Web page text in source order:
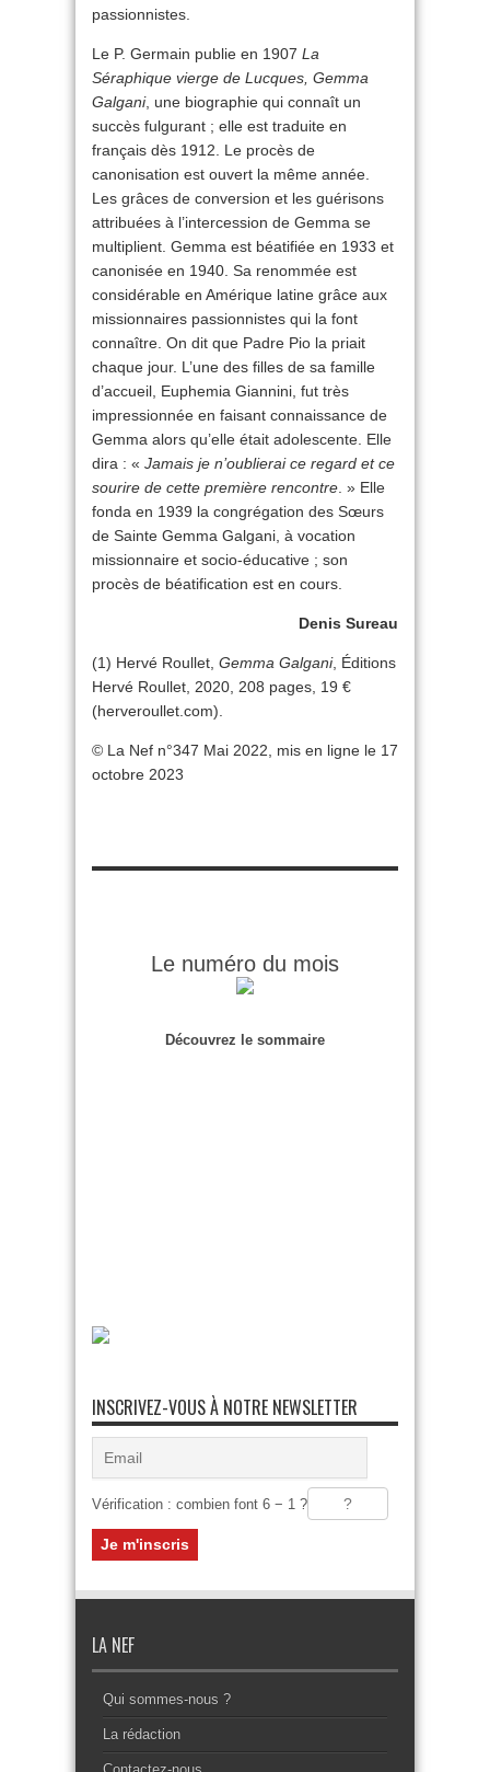
passionnistes.
Le P. Germain publie en 1907 La
Séraphique vierge de Lucques, Gemma
Galgani, une biographie qui connaît un
succès fulgurant ; elle est traduite en
français dès 1912. Le procès de
canonisation est ouvert la même année.
Les grâces de conversion et les guérisons
attribuées à l’intercession de Gemma se
multiplient. Gemma est béatifiée en 1933 et
canonisée en 1940. Sa renommée est
considérable en Amérique latine grâce aux
missionnaires passionnistes qui la font
connaître. On dit que Padre Pio la priait
chaque jour. L’une des filles de sa famille
d’accueil, Euphemia Giannini, fut très
impressionnée en faisant connaissance de
Gemma alors qu’elle était adolescente. Elle
dira : « Jamais je n’oublierai ce regard et ce
sourire de cette première rencontre . » Elle
fonda en 1939 la congrégation des Sœurs
de Sainte Gemma Galgani, à vocation
missionnaire et socio-éducative ; son
procès de béatification est en cours.
Denis Sureau
(1) Hervé Roullet, Gemma Galgani, Éditions
Hervé Roullet, 2020, 208 pages, 19 €
(herveroullet.com).
© La Nef n°347 Mai 2022, mis en ligne le 17
octobre 2023
Le numéro du mois
Découvrez le sommaire
INSCRIVEZ-VOUS À NOTRE NEWSLETTER
Vérification : combien font 6 − 1 ?
LA NEF
Qui sommes-nous ?
La rédaction